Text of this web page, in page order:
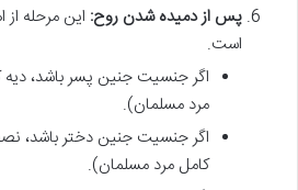
پس از دمیده شدن روح: این مرحله
است.
اگر جنسیت جنین پسر باشد،
مرد مسلمان).
اگر جنسیت جنین دختر باشد،
کامل مرد مسلمان).